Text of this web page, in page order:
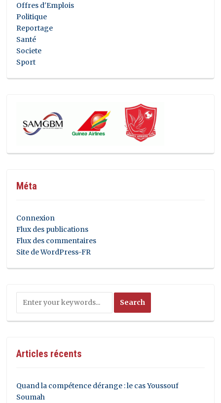
Offres d'Emplois
Politique
Reportage
Santé
Societe
Sport
Méta
Connexion
Flux des publications
Flux des commentaires
Site de WordPress-FR
Articles récents
Quand la compétence dérange : le cas Youssouf
Soumah